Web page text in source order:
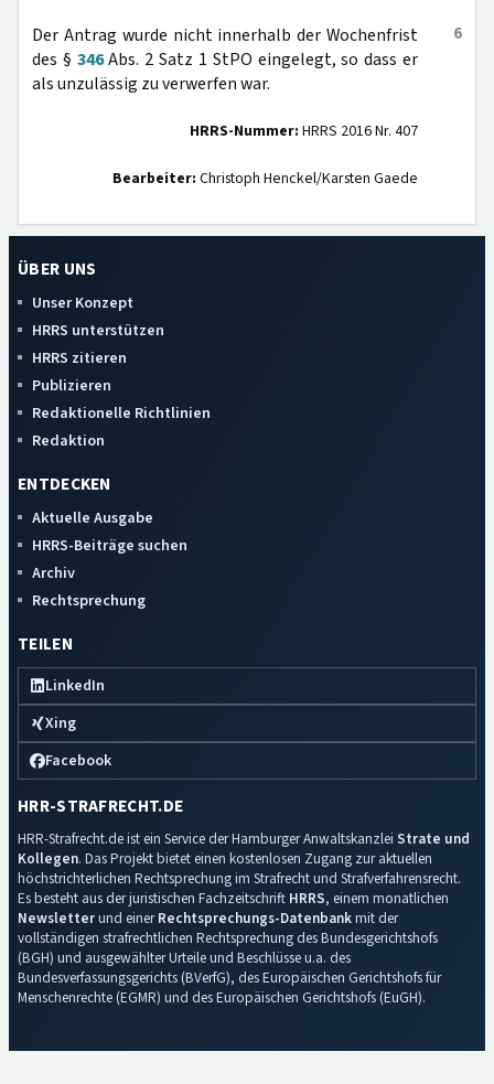
6
Der Antrag wurde nicht innerhalb der Wochenfrist
des § 346Abs. 2 Satz 1 StPO eingelegt, so dass er
als unzulässig zu verwerfen war.
HRRS-Nummer: HRRS 2016 Nr. 407
Bearbeiter: Christoph Henckel/Karsten Gaede
ÜBER UNS
Unser Konzept
HRRS unterstützen
HRRS zitieren
Publizieren
Redaktionelle Richtlinien
Redaktion
ENTDECKEN
Aktuelle Ausgabe
HRRS-Beiträge suchen
Archiv
Rechtsprechung
TEILEN
LinkedIn
Xing
Facebook
HRR-STRAFRECHT.DE
HRR-Strafrecht.de ist ein Service der Hamburger Anwaltskanzlei Strate und
Kollegen. Das Projekt bietet einen kostenlosen Zugang zur aktuellen
höchstrichterlichen Rechtsprechung im Strafrecht und Strafverfahrensrecht.
Es besteht aus der juristischen Fachzeitschrift HRRS, einem monatlichen
Newsletterund einerRechtsprechungs-Datenbankmit der
vollständigen strafrechtlichen Rechtsprechung des Bundesgerichtshofs
(BGH) und ausgewählter Urteile und Beschlüsse u.a. des
Bundesverfassungsgerichts (BVerfG), des Europäischen Gerichtshofs für
Menschenrechte (EGMR) und des Europäischen Gerichtshofs (EuGH).